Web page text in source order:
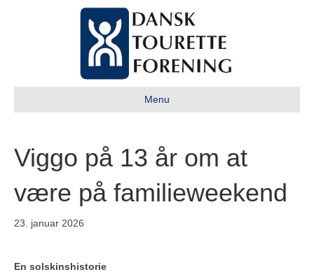
Menu
Viggo på 13 år om at
være på familieweekend
23. januar 2026
En solskinshistorie